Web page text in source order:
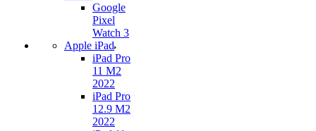
Google
Pixel
Watch 3
Apple iPad
iPad Pro
11 M2
2022
iPad Pro
12.9 M2
2022